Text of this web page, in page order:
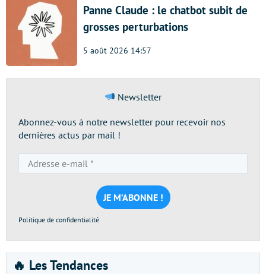
Panne Claude : le chatbot subit de
grosses perturbations
5 août 2026 14:57
Newsletter
Abonnez-vous à notre newsletter pour recevoir nos
dernières actus par mail !
e-
mail
*
Politique de confidentialité
🔥 Les Tendances